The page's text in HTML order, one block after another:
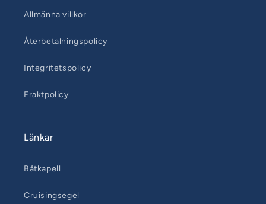
Allmänna villkor
Återbetalningspolicy
Integritetspolicy
Fraktpolicy
Länkar
Båtkapell
Cruisingsegel